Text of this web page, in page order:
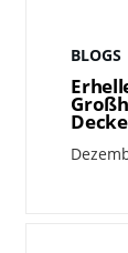
BLOGS